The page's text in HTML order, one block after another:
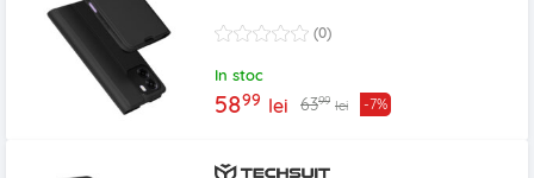
(0)
In stoc
5899 lei 6399 lei -7%